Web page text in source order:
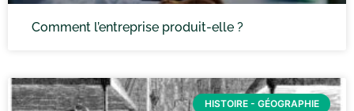
Comment l’entreprise produit-elle ?
HISTOIRE - GÉOGRAPHIE